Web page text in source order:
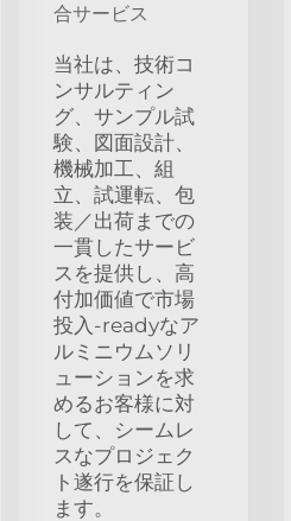
合サービス
当社は、技術コ
ンサルティン
グ、サンプル試
験、図面設計、
機械加工、組
立、試運転、包
装／出荷までの
一貫したサービ
スを提供し、高
付加価値で市場
投入-readyなア
ルミニウムソリ
ューションを求
めるお客様に対
して、シームレ
スなプロジェク
ト遂行を保証し
ます。